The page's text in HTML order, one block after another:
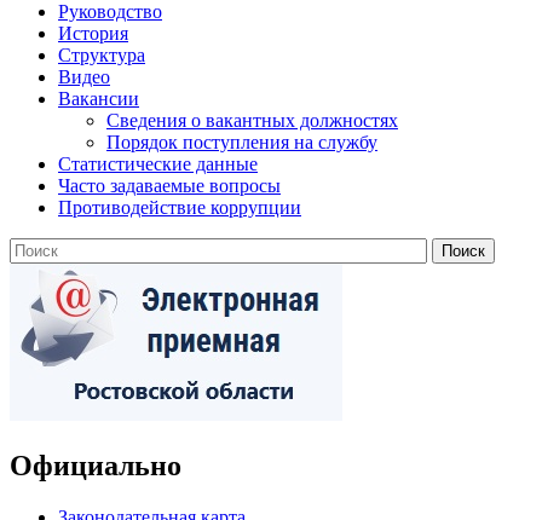
Руководство
История
Структура
Видео
Вакансии
Сведения о вакантных должностях
Порядок поступления на службу
Статистические данные
Часто задаваемые вопросы
Противодействие коррупции
Официально